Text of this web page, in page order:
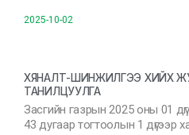
2025-10-02
ХЯНАЛТ-ШИНЖИЛГЭЭ ХИЙХ
ТАНИЛЦУУЛГА
Засгийн газрын 2025 оны 01
43 дугаар тогтоолын 1 дүгээр